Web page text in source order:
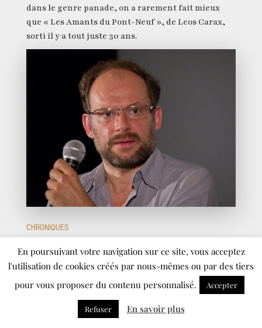
dans le genre panade, on a rarement fait mieux
que « Les Amants du Pont-Neuf », de Leos Carax,
sorti il y a tout juste 30 ans.
CHRONIQUES
Une "Nuit des rois" lumineuse
21/10/2021
Avec « Les Nuits d’amour sont transparentes »,
Denis Podalydès nous invite au coeur du processus
En poursuivant votre navigation sur ce site, vous acceptez
l'utilisation de cookies créés par nous-mêmes ou par des tiers
pour vous proposer du contenu personnalisé.
Accepter
Refuser En savoir plus